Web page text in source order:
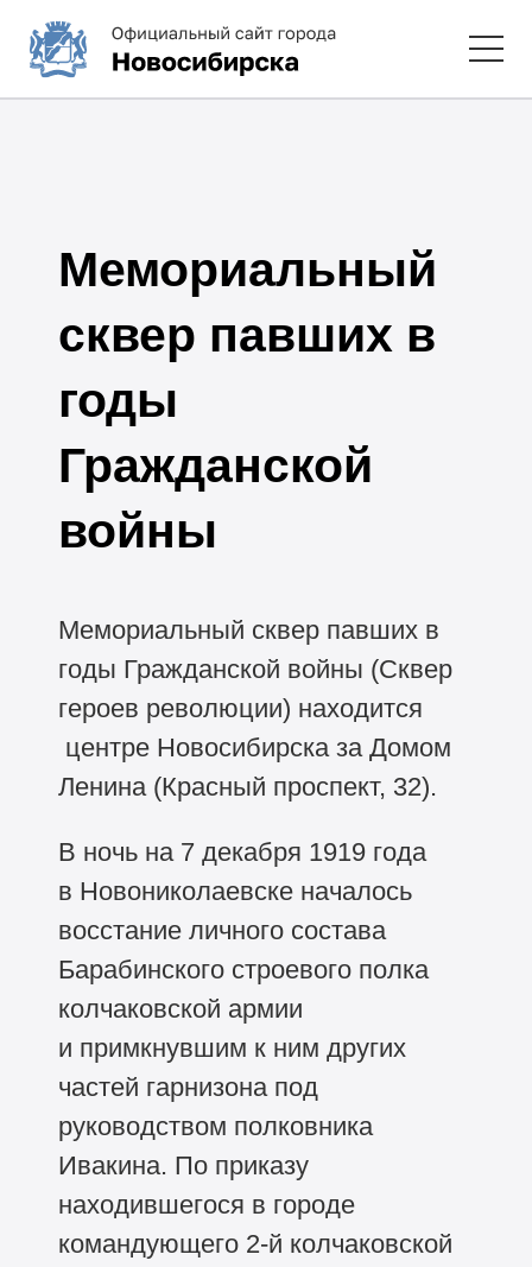
Мемориальный
сквер павших в
годы
Гражданской
войны
Мемориальный сквер павших в
годы Гражданской войны (Сквер
героев революции) находится
центре Новосибирска за Домом
Ленина (Красный проспект, 32).
В ночь на 7 декабря 1919 года
в Новониколаевске началось
восстание личного состава
Барабинского строевого полка
колчаковской армии
и примкнувшим к ним других
частей гарнизона под
руководством полковника
Ивакина. По приказу
находившегося в городе
командующего 2-й колчаковской